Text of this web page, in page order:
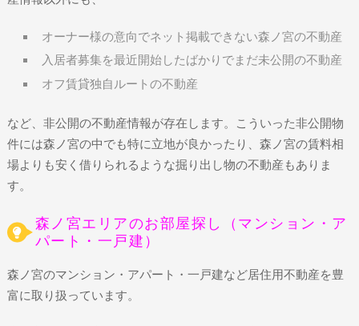
オーナー様の意向でネット掲載できない森ノ宮の不動産
入居者募集を最近開始したばかりでまだ未公開の不動産
オフ賃貸独自ルートの不動産
など、非公開の不動産情報が存在します。こういった非公開物
件には森ノ宮の中でも特に立地が良かったり、森ノ宮の賃料相
場よりも安く借りられるような掘り出し物の不動産もありま
す。
森ノ宮エリアのお部屋探し（マンション・ア
パート・一戸建）
森ノ宮のマンション・アパート・一戸建など居住用不動産を豊
富に取り扱っています。